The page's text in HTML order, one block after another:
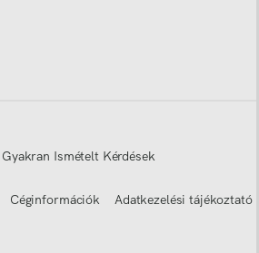
Gyakran Ismételt Kérdések
Céginformációk Adatkezelési tájékoztató